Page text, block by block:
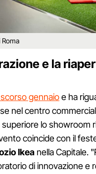
Roma
e la
gennaioe ha
nel centro
superiore lo showroom
coincide con il
Ikea nella Capitale.
di innovazione e